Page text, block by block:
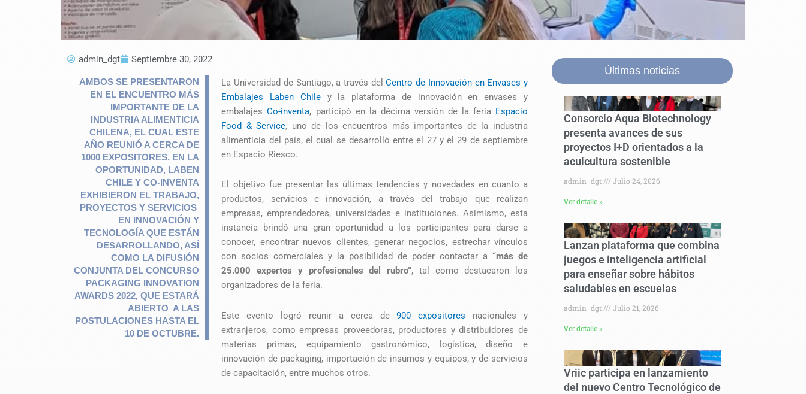
admin_dgt Septiembre 30, 2022
AMBOS SE PRESENTARON
EN EL ENCUENTRO MÁS
IMPORTANTE DE LA
INDUSTRIA ALIMENTICIA
CHILENA, EL CUAL ESTE
AÑO REUNIÓ A CERCA DE
1000 EXPOSITORES. EN LA
OPORTUNIDAD, LABEN
CHILE Y CO-INVENTA
EXHIBIERON EL TRABAJO,
PROYECTOS Y SERVICIOS
EN INNOVACIÓN Y
TECNOLOGÍA QUE ESTÁN
DESARROLLANDO, ASÍ
COMO LA DIFUSIÓN
CONJUNTA DEL CONCURSO
PACKAGING INNOVATION
AWARDS 2022, QUE ESTARÁ
ABIERTO A LAS
POSTULACIONES HASTA EL
10 DE OCTUBRE.
La Universidad de Santiago, a través delCentro de Innovación en Envases y
Embalajes Laben Chiley la plataforma de innovación en envases y
embalajesCo-inventa, participó en la décima versión de la feria Espacio
Food & Service, uno de los encuentros más importantes de la industria
alimenticia del país, el cual se desarrolló entre el 27 y el 29 de septiembre
en Espacio Riesco.
El objetivo fue presentar las últimas tendencias y novedades en cuanto a
productos, servicios e innovación, a través del trabajo que realizan
empresas, emprendedores, universidades e instituciones. Asimismo, esta
instancia brindó una gran oportunidad a los participantes para darse a
conocer, encontrar nuevos clientes, generar negocios, estrechar vínculos
con socios comerciales y la posibilidad de poder contactar a“más de
25.000 expertos y profesionales del rubro”, tal como destacaron los
organizadores de la feria.
Este evento logró reunir a cerca de900 expositores nacionales y
extranjeros, como empresas proveedoras, productores y distribuidores de
materias primas, equipamiento gastronómico, logística, diseño e
innovación de packaging, importación de insumos y equipos, y de servicios
de capacitación, entre muchos otros.
Últimas noticias
Consorcio Aqua Biotechnology
presenta avances de sus
proyectos I+D orientados a la
acuicultura sostenible
admin_dgt Julio 24, 2026
Ver detalle »
Lanzan plataforma que combina
juegos e inteligencia artificial
para enseñar sobre hábitos
saludables en escuelas
admin_dgt Julio 21, 2026
Ver detalle »
Vriic participa en lanzamiento
del nuevo Centro Tecnológico de